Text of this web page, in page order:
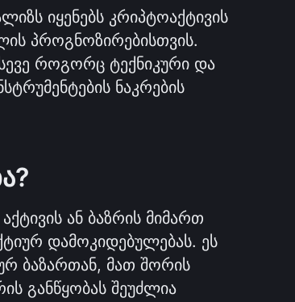
იყენებს კრიპტოაქტივის
პროგნოზირებისთვის.
როგორც ტექნიკური და
ნაკრების
ან ბაზრის მიმართ
დამოკიდებულებას. ეს
განწყობას შეუძლია